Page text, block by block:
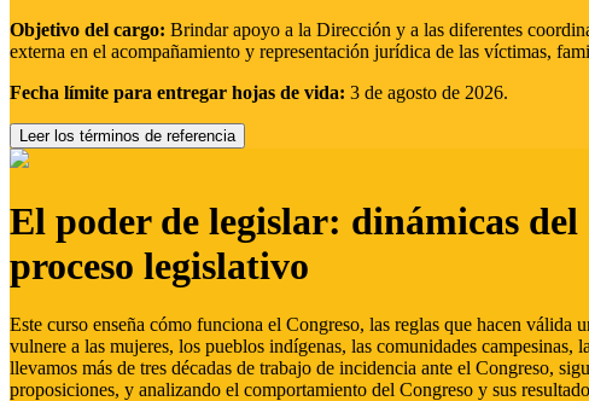
Objetivo del cargo: Brindar apoyo a la Dirección y a las diferentes
externa en el acompañamiento y representación jurídica de las víctimas,
Fecha límite para entregar hojas de vida: 3 de agosto de 2026.
Leer los términos de referencia
El poder de legislar: dinámicas
proceso legislativo
Este curso enseña cómo funciona el Congreso, las reglas que hacen
vulnere a las mujeres, los pueblos indígenas, las comunidades
llevamos más de tres décadas de trabajo de incidencia ante el Congreso,
proposiciones, y analizando el comportamiento del Congreso y sus